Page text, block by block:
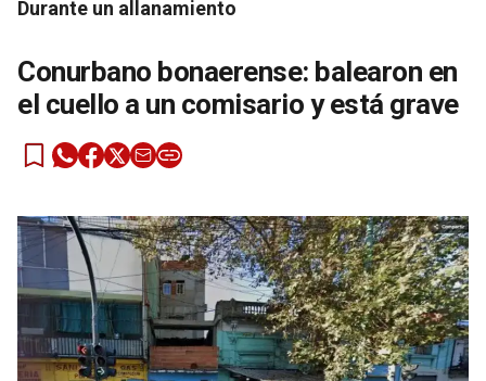
Durante un allanamiento
Conurbano bonaerense: balearon en
el cuello a un comisario y está grave